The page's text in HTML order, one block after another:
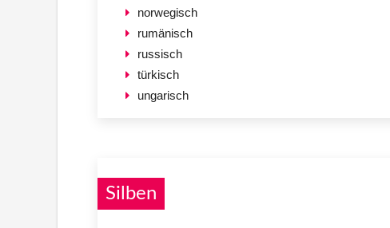
norwegisch
rumänisch
russisch
türkisch
ungarisch
Silben